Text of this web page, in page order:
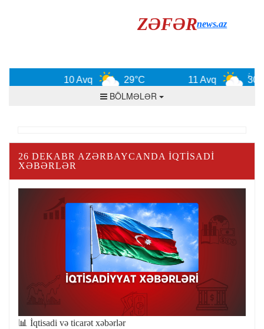
ZƏFƏRnews.az
10 Avq 29°C 11 Avq 30°C
BÖLMƏLƏR
26 DEKABR AZƏRBAYCANDA IQTISADI
XƏBƏRLƏR
📊 İqtisadi və ticarət xəbərlər